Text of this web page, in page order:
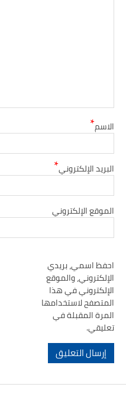
الاسم*
البريد الإلكتروني*
الموقع الإلكتروني
احفظ اسمي، بريدي
الإلكتروني، والموقع
الإلكتروني في هذا
المتصفح لاستخدامها
المرة المقبلة في
تعليقي.